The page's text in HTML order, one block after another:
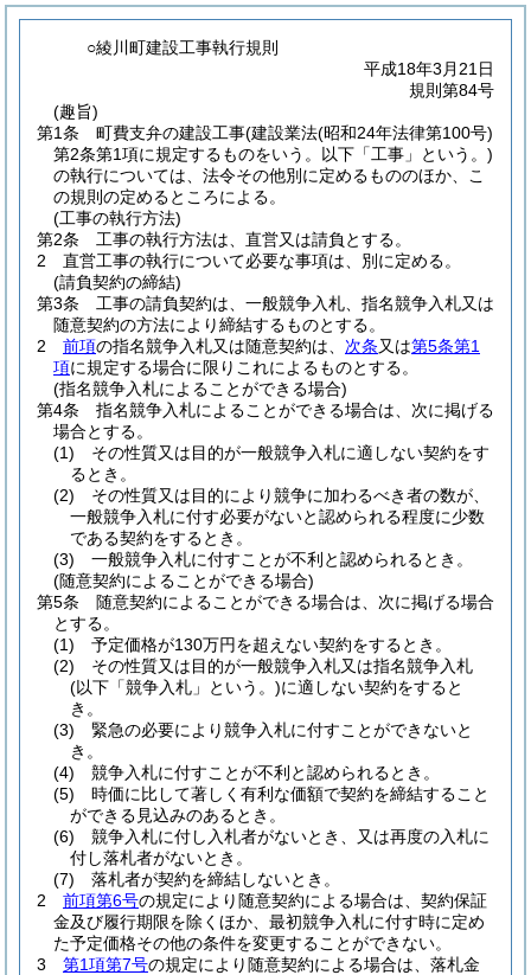
○綾川町建設工事執行規則
平成18年3月21日
規則第84号
(趣旨)
第1条
町費支弁の建設工事(建設業法(昭和24年法律第100号)
第2条第1項に規定するものをいう。以下「工事」という。)
の執行については、法令その他別に定めるもののほか、こ
の規則の定めるところによる。
(工事の執行方法)
第2条
工事の執行方法は、直営又は請負とする。
2
直営工事の執行について必要な事項は、別に定める。
(請負契約の締結)
第3条
工事の請負契約は、一般競争入札、指名競争入札又は
随意契約の方法により締結するものとする。
2
前項の指名競争入札又は随意契約は、 次条又は第5条第1
項に規定する場合に限りこれによるものとする。
(指名競争入札によることができる場合)
第4条
指名競争入札によることができる場合は、次に掲げる
場合とする。
(1)
その性質又は目的が一般競争入札に適しない契約をす
るとき。
(2)
その性質又は目的により競争に加わるべき者の数が、
一般競争入札に付す必要がないと認められる程度に少数
である契約をするとき。
(3)
一般競争入札に付すことが不利と認められるとき。
(随意契約によることができる場合)
第5条
随意契約によることができる場合は、次に掲げる場合
とする。
(1)
予定価格が130万円を超えない契約をするとき。
(2)
その性質又は目的が一般競争入札又は指名競争入札
(以下「競争入札」という。)に適しない契約をすると
き。
(3)
緊急の必要により競争入札に付すことができないと
き。
(4)
競争入札に付すことが不利と認められるとき。
(5)
時価に比して著しく有利な価額で契約を締結すること
ができる見込みのあるとき。
(6)
競争入札に付し入札者がないとき、又は再度の入札に
付し落札者がないとき。
(7)
落札者が契約を締結しないとき。
2
前項第6号の規定により随意契約による場合は、契約保証
金及び履行期限を除くほか、最初競争入札に付す時に定め
た予定価格その他の条件を変更することができない。
3
第1項第7号の規定により随意契約による場合は、落札金